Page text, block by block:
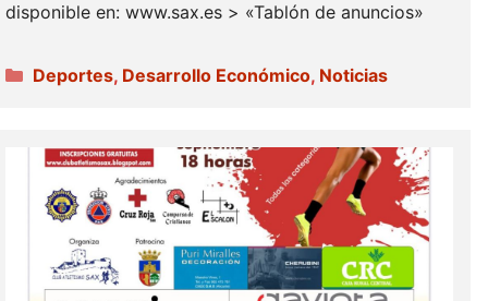
disponible en: www.sax.es > «Tablón de anuncios»
Categorías
Deportes, Desarrollo Económico, Noticias